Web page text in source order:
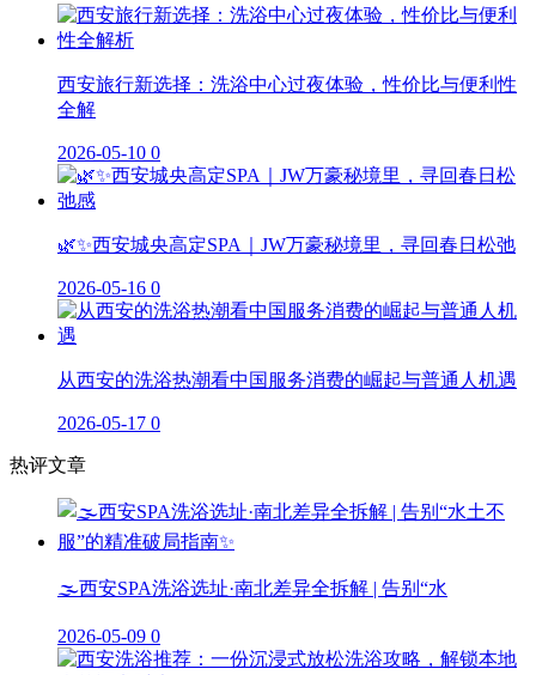
西安旅行新选择：洗浴中心过夜体验，性价比与便利性
全解
2026-05-10 0
🌿✨西安城央高定SPA｜JW万豪秘境里，寻回春日松弛
2026-05-16 0
从西安的洗浴热潮看中国服务消费的崛起与普通人机遇
2026-05-17 0
热评文章
🌫️西安SPA洗浴选址·南北差异全拆解 | 告别“水
2026-05-09 0